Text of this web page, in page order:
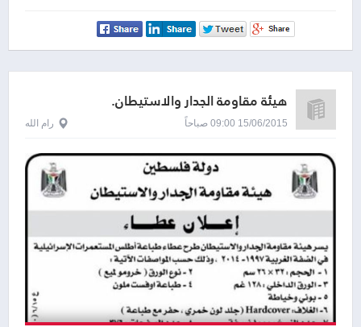
هيئة مقاومة الجدار والاستيطان.
15/06/2015 09:00 صباحاً رام الله